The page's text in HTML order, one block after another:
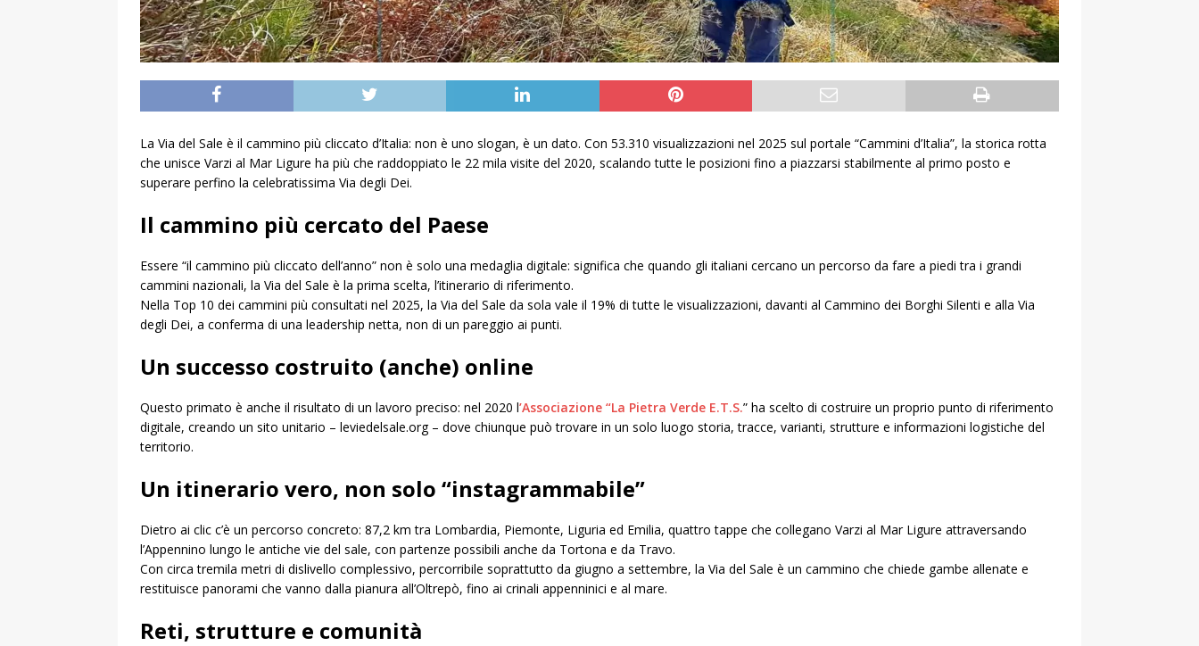
La Via del Sale è il cammino più cliccato d’Italia: non è uno slogan, è un dato. Con 53.310 visualizzazioni nel 2025 sul portale “Cammini d’Italia”, la storica rotta
che unisce Varzi al Mar Ligure ha più che raddoppiato le 22 mila visite del 2020, scalando tutte le posizioni fino a piazzarsi stabilmente al primo posto e
superare perfino la celebratissima Via degli Dei.
Il cammino più cercato del Paese
Essere “il cammino più cliccato dell’anno” non è solo una medaglia digitale: significa che quando gli italiani cercano un percorso da fare a piedi tra i grandi
cammini nazionali, la Via del Sale è la prima scelta, l’itinerario di riferimento.
Nella Top 10 dei cammini più consultati nel 2025, la Via del Sale da sola vale il 19% di tutte le visualizzazioni, davanti al Cammino dei Borghi Silenti e alla Via
degli Dei, a conferma di una leadership netta, non di un pareggio ai punti.
Un successo costruito (anche) online
Questo primato è anche il risultato di un lavoro preciso: nel 2020 l’Associazione “La Pietra Verde E.T.S.” ha scelto di costruire un proprio punto di riferimento
digitale, creando un sito unitario – leviedelsale.org – dove chiunque può trovare in un solo luogo storia, tracce, varianti, strutture e informazioni logistiche del
territorio.
Un itinerario vero, non solo “instagrammabile”
Dietro ai clic c’è un percorso concreto: 87,2 km tra Lombardia, Piemonte, Liguria ed Emilia, quattro tappe che collegano Varzi al Mar Ligure attraversando
l’Appennino lungo le antiche vie del sale, con partenze possibili anche da Tortona e da Travo.
Con circa tremila metri di dislivello complessivo, percorribile soprattutto da giugno a settembre, la Via del Sale è un cammino che chiede gambe allenate e
restituisce panorami che vanno dalla pianura all’Oltrepò, fino ai crinali appenninici e al mare.
Reti, strutture e comunità